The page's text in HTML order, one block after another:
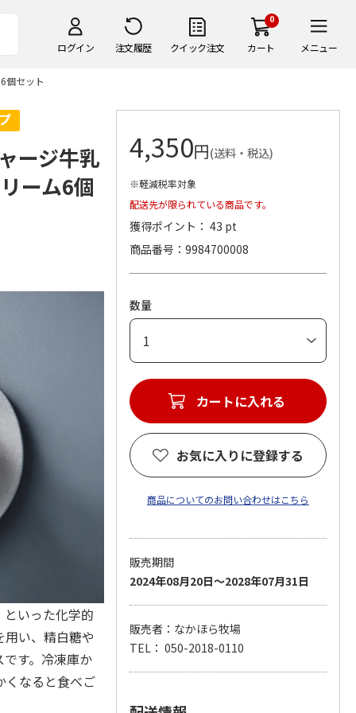
ログイン 注文履歴 クイック注文
0
カート メニュー
個セット
ージ牛乳
ーム6個
いった化学的
い、精白糖や
す。冷凍庫か
くなると食べご
4,350円(送料・税込)
※軽減税率対象
配送先が限られている商品です。
獲得ポイント： 43 pt
商品番号
9984700008
数量
お気に入りに登録する
商品についてのお問い合わせはこちら
販売期間
2024年08月20日～2028年07月31日
販売者：なかほら牧場
TEL： 050-2018-0110